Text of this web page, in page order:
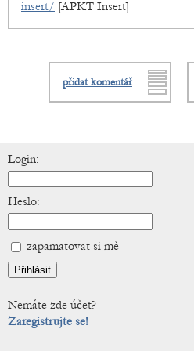
insert/ [APKT Insert]
přidat komentář
Login:
Heslo:
zapamatovat si mě
Nemáte zde účet?
Zaregistrujte se!